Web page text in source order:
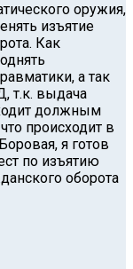
оружия,
изъятие
Как
а так
т.к. выдача
должным
происходит в
я готов
по изъятию
оборота